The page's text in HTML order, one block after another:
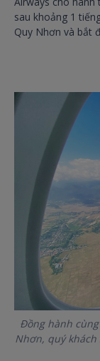
sau khoảng 1
Quy Nhơn và bắt
Đồng hành
Nhơn, quý